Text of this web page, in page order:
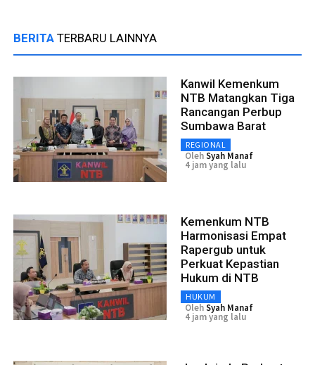
BERITA TERBARU LAINNYA
Kanwil Kemenkum
NTB Matangkan Tiga
Rancangan Perbup
Sumbawa Barat
REGIONAL
OlehSyah Manaf
4 jam yang lalu
Kemenkum NTB
Harmonisasi Empat
Rapergub untuk
Perkuat Kepastian
Hukum di NTB
HUKUM
OlehSyah Manaf
4 jam yang lalu